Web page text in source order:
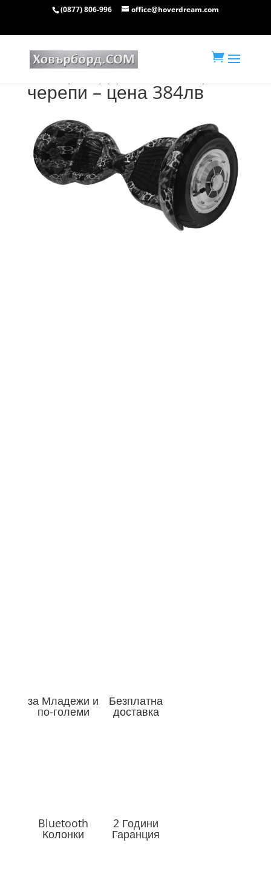
(0877) 806-996 office@hoverdream.com

ховърборд 10 инча цвят
черепи – цена 384лв
за Младежи и
по-големи
Безплатна
доставка
Bluetooth
Колонки
2 Години
Гаранция